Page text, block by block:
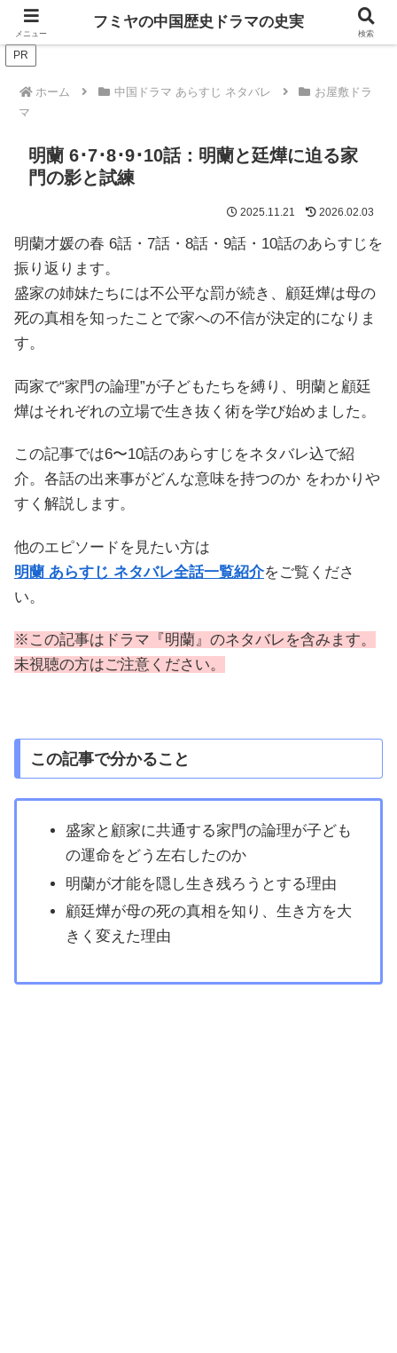
ドラマは歴史を知るともっと面白い！
PR
ホーム 中国ドラマ あらすじ ネタバレ
お屋敷ドラ
マ
明蘭 6･7･8･9･10話：明蘭と廷燁に迫る家
門の影と試練
2025.11.21 2026.02.03
明蘭才媛の春 6話・7話・8話・9話・10話のあらすじを
振り返ります。
盛家の姉妹たちには不公平な罰が続き、顧廷燁は母の
死の真相を知ったことで家への不信が決定的になりま
す。
両家で“家門の論理”が子どもたちを縛り、明蘭と顧廷
燁はそれぞれの立場で生き抜く術を学び始めました。
この記事では6〜10話のあらすじをネタバレ込で紹
介。各話の出来事がどんな意味を持つのか をわかりや
すく解説します。
他のエピソードを見たい方は
明蘭 あらすじ ネタバレ全話一覧紹介をご覧くださ
い。
※この記事はドラマ『明蘭』のネタバレを含みます。
未視聴の方はご注意ください。
この記事で分かること
盛家と顧家に共通する家門の論理が子ども
の運命をどう左右したのか
明蘭が才能を隠し生き残ろうとする理由
顧廷燁が母の死の真相を知り、生き方を大
きく変えた理由
メニュー
フミヤの中国歴史ドラマの史実
検索